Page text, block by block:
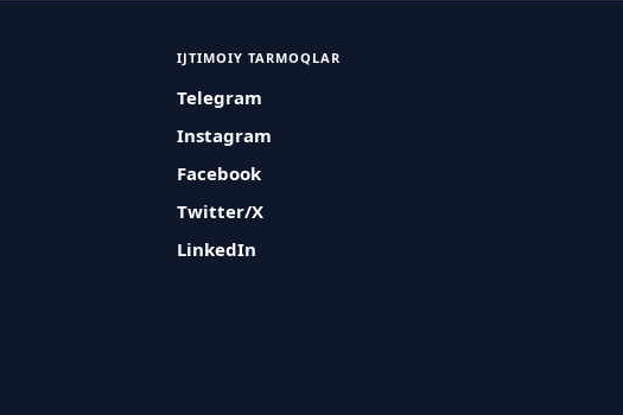
IJTIMOIY TARMOQLAR
Telegram
Instagram
Facebook
Twitter/X
LinkedIn